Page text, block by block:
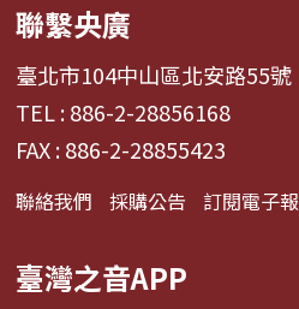
聯繫央廣
臺北市104中山區北安路55號
TEL : 886-2-28856168
FAX : 886-2-28855423
聯絡我們 採購公告 訂閱電子報
臺灣之音APP